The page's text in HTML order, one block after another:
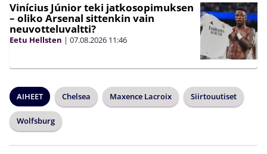
Vinícius Júnior teki jatkosopimuksen
– oliko Arsenal sittenkin vain
neuvotteluvaltti?
Eetu Hellsten | 07.08.2026 11:46
AIHEET Chelsea Maxence Lacroix Siirtouutiset
Wolfsburg